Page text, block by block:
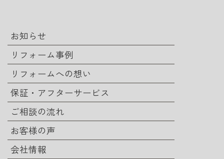
お知らせ
リフォーム事例
リフォームへの想い
保証・アフターサービス
ご相談の流れ
お客様の声
会社情報